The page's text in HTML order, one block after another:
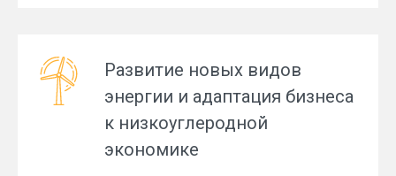
Развитие новых видов
энергии и адаптация бизнеса
к низкоуглеродной
экономике